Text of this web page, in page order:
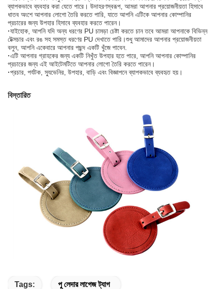
ব্যাপকভাবে ব্যবহার করা যেতে পারে। উদাহরণস্বরূপ, আমরা আপনার প্রয়োজনীয়তা হিসাবে
ধাতব অংশে আপনার লোগো তৈরি করতে পারি, যাতে আপনি এটিকে আপনার কোম্পানির
প্রচারের জন্য উপহার হিসাবে ব্যবহার করতে পারেন।
·যাইহোক, আপনি যদি অন্য ধরণের PU চামড়া চেষ্টা করতে চান তবে আমরা আপনাকে বিভিন্ন
টেক্সচার এবং রঙ সহ সমস্ত ধরণের PU দেখাতে পারি।শুধু আমাদের আপনার প্রয়োজনীয়তা
বলুন, আপনি একেবারে আপনার পছন্দ একটি খুঁজে পাবেন.
·এটি আপনার গ্রাহকের জন্য একটি নিখুঁত উপহার হতে পারে, আপনি আপনার কোম্পানির
প্রচারের জন্য এই আইটেমটিতে আপনার লোগো তৈরি করতে পারেন।
·প্রচার, পর্যটক, স্যুভেনির, উপহার, বাড়ি এবং বিজ্ঞাপনে ব্যাপকভাবে ব্যবহৃত হয়।
বিস্তারিত
Tags: পু লেদার লাগেজ ট্যাগ